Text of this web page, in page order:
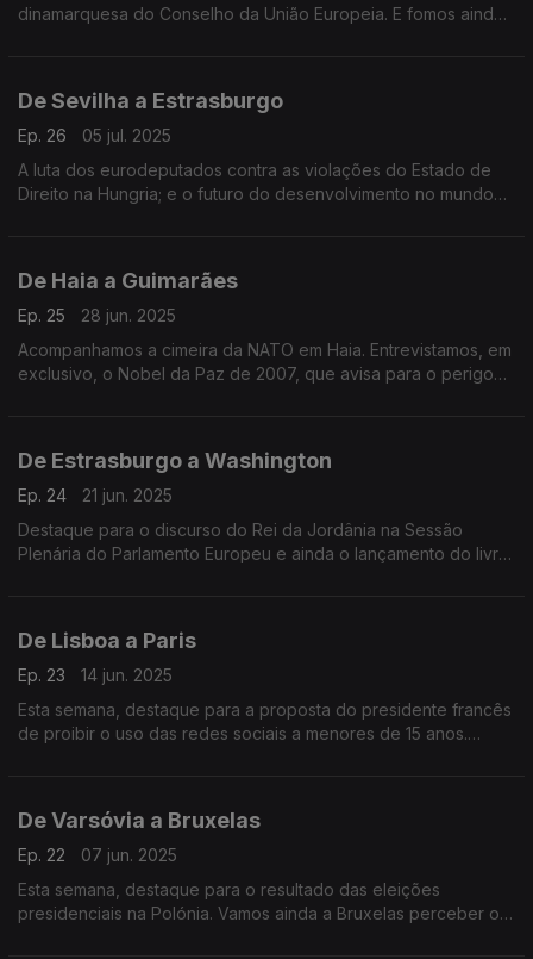
dinamarquesa do Conselho da União Europeia. E fomos ainda
De Sevilha a Estrasburgo
Ep. 26
05 jul. 2025
A luta dos eurodeputados contra as violações do Estado de
Direito na Hungria; e o futuro do desenvolvimento no mundo
De Haia a Guimarães
Ep. 25
28 jun. 2025
Acompanhamos a cimeira da NATO em Haia. Entrevistamos, em
exclusivo, o Nobel da Paz de 2007, que avisa para o perigo
De Estrasburgo a Washington
Ep. 24
21 jun. 2025
Destaque para o discurso do Rei da Jordânia na Sessão
Plenária do Parlamento Europeu e ainda o lançamento do livro
De Lisboa a Paris
Ep. 23
14 jun. 2025
Esta semana, destaque para a proposta do presidente francês
de proibir o uso das redes sociais a menores de 15 anos.
De Varsóvia a Bruxelas
Ep. 22
07 jun. 2025
Esta semana, destaque para o resultado das eleições
presidenciais na Polónia. Vamos ainda a Bruxelas perceber os